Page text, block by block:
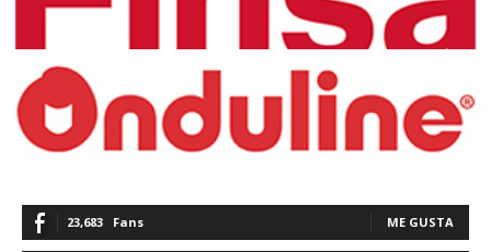
23,683 Fans ME GUSTA